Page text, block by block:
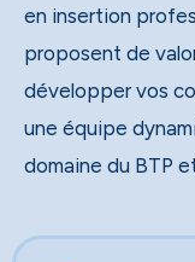
en insertion
proposent de
développer vos
une équipe
domaine du BTP